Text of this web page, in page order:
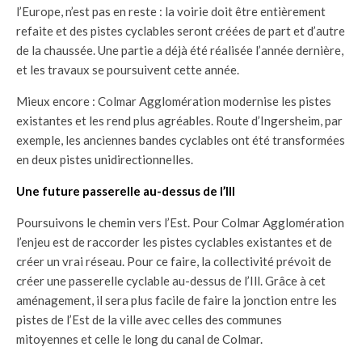
l’Europe, n’est pas en reste : la voirie doit être entièrement
refaite et des pistes cyclables seront créées de part et d’autre
de la chaussée. Une partie a déjà été réalisée l’année dernière,
et les travaux se poursuivent cette année.
Mieux encore : Colmar Agglomération modernise les pistes
existantes et les rend plus agréables. Route d’Ingersheim, par
exemple, les anciennes bandes cyclables ont été transformées
en deux pistes unidirectionnelles.
Une future passerelle au-dessus de l’Ill
Poursuivons le chemin vers l’Est. Pour Colmar Agglomération
l’enjeu est de raccorder les pistes cyclables existantes et de
créer un vrai réseau. Pour ce faire, la collectivité prévoit de
créer une passerelle cyclable au-dessus de l’Ill. Grâce à cet
aménagement, il sera plus facile de faire la jonction entre les
pistes de l’Est de la ville avec celles des communes
mitoyennes et celle le long du canal de Colmar.